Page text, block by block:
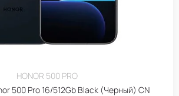
HONOR 500 PRO
500 Pro 16/512Gb Black (Черный) CN